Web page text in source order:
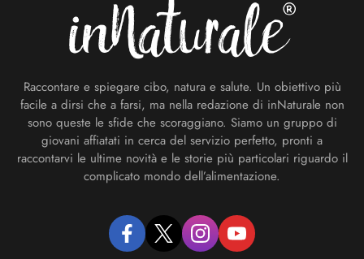
Raccontare e spiegare cibo, natura e salute. Un obiettivo più
facile a dirsi che a farsi, ma nella redazione di inNaturale non
sono queste le sfide che scoraggiano. Siamo un gruppo di
giovani affiatati in cerca del servizio perfetto, pronti a
raccontarvi le ultime novità e le storie più particolari riguardo il
complicato mondo dell’alimentazione.
facebooktwitter instagramyoutube